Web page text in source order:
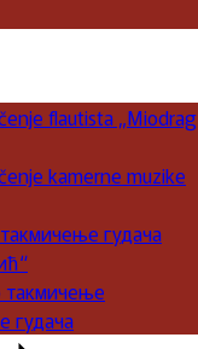
flautista „Miodrag
kamerne muzike
гудача
такмичење
гудача